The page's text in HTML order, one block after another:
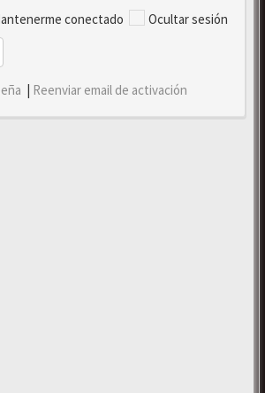
conectado Ocultar sesión
| Reenviar email de activación